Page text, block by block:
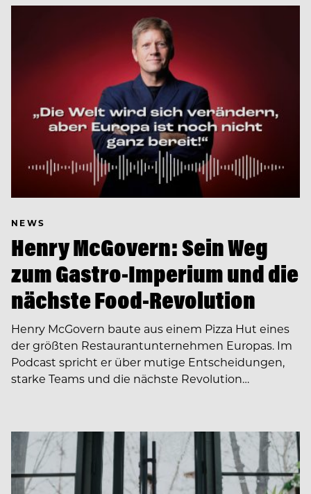
NEWS
Henry McGovern: Sein Weg
zum Gastro-Imperium und die
nächste Food-Revolution
Henry McGovern baute aus einem Pizza Hut eines
der größten Restaurantunternehmen Europas. Im
Podcast spricht er über mutige Entscheidungen,
starke Teams und die nächste Revolution…